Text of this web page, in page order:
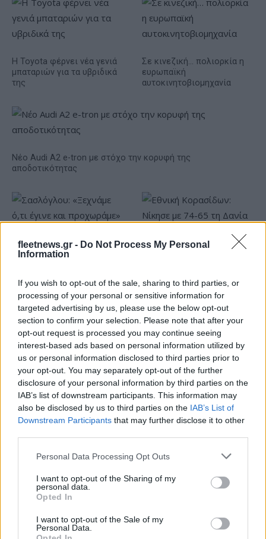
fleetnews.gr - Do Not Process My Personal
Information
If you wish to opt-out of the sale, sharing to third parties, or
processing of your personal or sensitive information for
targeted advertising by us, please use the below opt-out
section to confirm your selection. Please note that after your
opt-out request is processed you may continue seeing
interest-based ads based on personal information utilized by
us or personal information disclosed to third parties prior to
your opt-out. You may separately opt-out of the further
disclosure of your personal information by third parties on the
IAB’s list of downstream participants. This information may
also be disclosed by us to third parties on the IAB’s List of
Downstream Participants that may further disclose it to other
Please note that this website/app uses one or more Google
not limited to your visit or usage behaviour. You may click to
grant or deny consent to Google and its third-party tags to
use your data for below specified purposes in below Google
consent section.
Personal Data Processing Opt Outs
I want to opt-out of the Sharing of my
personal data.
Opted In
I want to opt-out of the Sale of my
Personal Data.
Η Toyota φέρνει νέα γενιά
μπαταριών για τα υβριδικά
της
Σε κινεζική… πολιορκία η
ευρωπαϊκή
αυτοκινητοβιομηχανία
Νέο Audi A2 e-tron με στόχο την κορυφή της
αποδοτικότητας
Σασλόγλου: «Ξεχνάμε ό,τι
έγινε και προχωράμε»
με 74-65 τη Δανία και παίζει
ημιτελικό με τη Νορβηγία
Ελληνική Αναπτυξιακή Τράπεζα: Με «προίκα» 2 δισ. ευρώ
ανοίγει δρόμο για δάνεια έως 5 δισ. σε μικρομεσαίες
Β.Σ. Καρούλιας: Τζίρος 98,7
κερδών 57% - Τα νέα
στοιχήματα σε low & non
σύμβουλος της ΔΕΗ για την